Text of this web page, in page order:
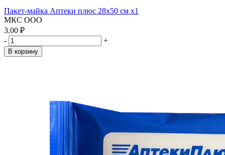
Пакет-майка Аптеки плюс 28х50 см x1
МКС ООО
3.00 ₽
-
+
В корзину